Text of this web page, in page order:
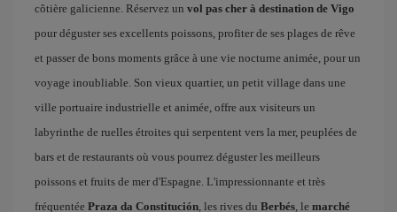
côtière galicienne. Réservez un vol pas cher à destination de Vigo
pour déguster ses excellents poissons, profiter de ses plages de rêve
et passer de bons moments grâce à une vie nocturne animée, pour un
voyage inoubliable. Son vieux quartier, un petit village dans une
ville portuaire industrielle et animée, offre aux visiteurs un
labyrinthe de ruelles étroites qui serpentent vers la mer, peuplées de
bars et de restaurants où vous pourrez déguster les meilleurs
poissons et fruits de mer d'Espagne. L'impressionnante et très
fréquentée Praza da Constitución , les rives du Berbés , le marché